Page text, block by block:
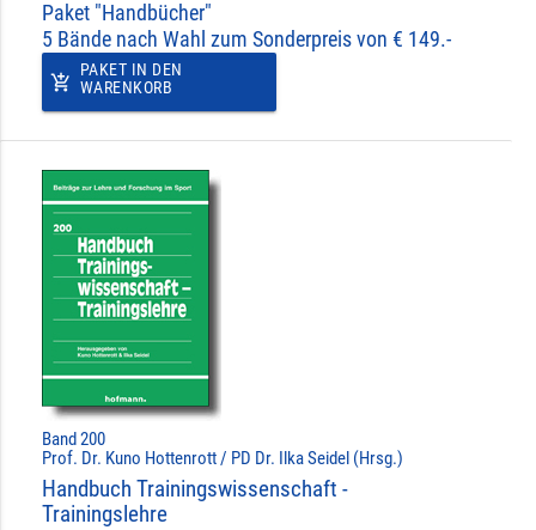
Paket "Handbücher"
5 Bände nach Wahl zum Sonderpreis von € 149.-
add_shopping_cart
PAKET IN DEN
WARENKORB
Band 200
Prof. Dr. Kuno Hottenrott / PD Dr. Ilka Seidel (Hrsg.)
Handbuch Trainingswissenschaft -
Trainingslehre